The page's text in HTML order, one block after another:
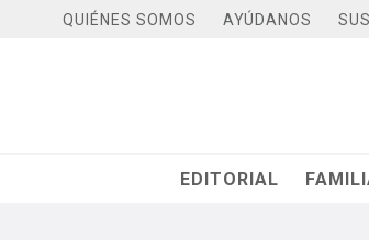
QUIÉNES SOMOS AYÚDANOS
EDITORIAL